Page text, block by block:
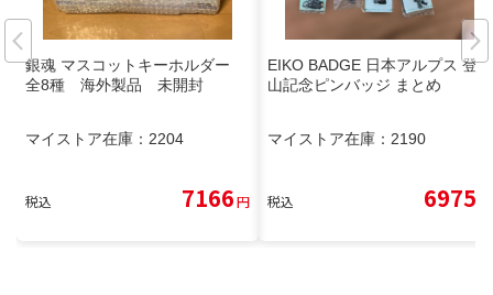
銀魂 マスコットキーホルダー
全8種 海外製品 未開封
マイストア在庫： 2204
税込 7166円
EIKO BADGE 日本アルプス 登
山記念ピンバッジ まとめ
マイストア在庫： 2190
税込 6975